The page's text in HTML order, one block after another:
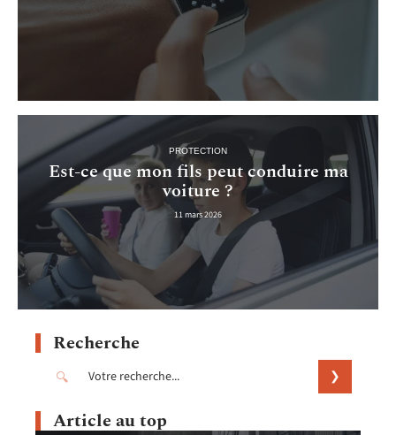
PROTECTION
Est-ce que mon fils peut conduire ma
voiture ?
11 mars 2026
Recherche
Article au top